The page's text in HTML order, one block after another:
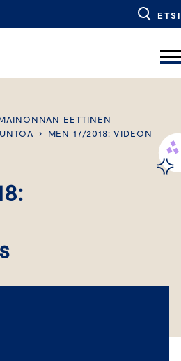
ETSI
EETTINEN
›
MEN 17/2018: VIDEON